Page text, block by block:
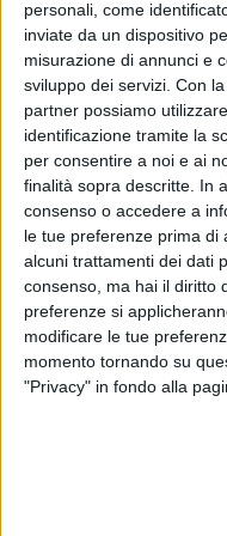
personali, come
inviate da un dispositivo
misurazione di annunci e
sviluppo dei servizi. Con
partner possiamo
identificazione tramite la
per consentire a noi e ai
finalità sopra descritte. In
consenso o accedere a
le tue preferenze prima di
alcuni trattamenti dei dati
consenso, ma hai il diritto
preferenze si
modificare le tue
momento tornando su
"Privacy" in fondo alla
Visualizza